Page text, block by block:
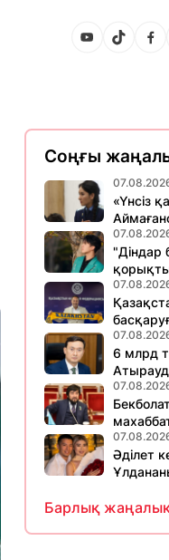
Соңғы
«Үнсіз
"Діндар
6 млрд
Әділет
Барлық